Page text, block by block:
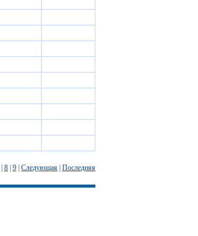
8 9 Следующая Последняя